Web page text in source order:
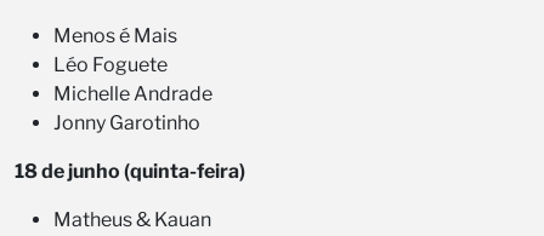
Menos é Mais
Léo Foguete
Michelle Andrade
Jonny Garotinho
18 de junho (quinta-feira)
Matheus & Kauan